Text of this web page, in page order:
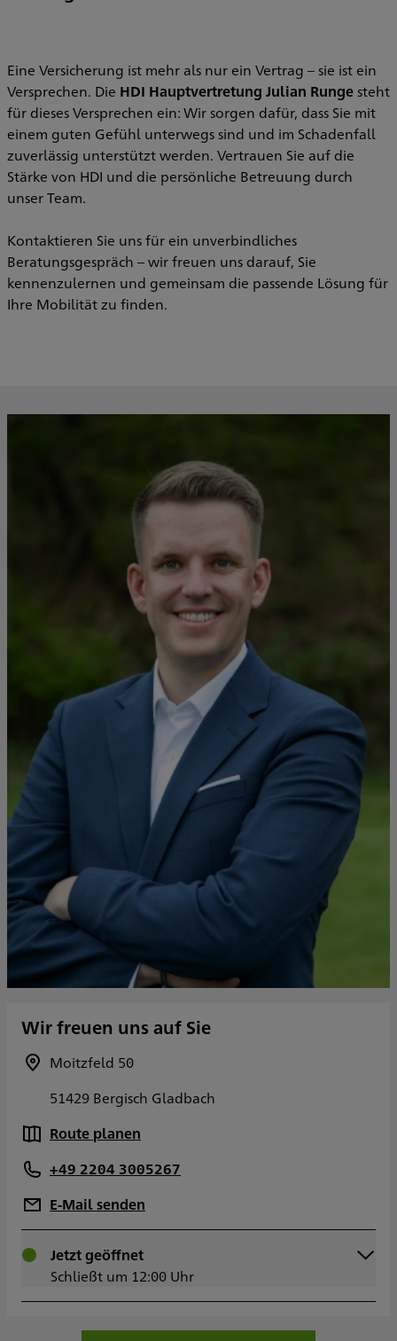
Eine Versicherung ist mehr als nur ein Vertrag – sie ist ein
Versprechen. Die HDI Hauptvertretung Julian Runge steht
für dieses Versprechen ein: Wir sorgen dafür, dass Sie mit
einem guten Gefühl unterwegs sind und im Schadenfall
zuverlässig unterstützt werden. Vertrauen Sie auf die
Stärke von HDI und die persönliche Betreuung durch
unser Team.
Kontaktieren Sie uns für ein unverbindliches
Beratungsgespräch – wir freuen uns darauf, Sie
kennenzulernen und gemeinsam die passende Lösung für
Ihre Mobilität zu finden.
Wir freuen uns auf Sie
Moitzfeld 50
51429 Bergisch Gladbach
Route planen
+49 2204 3005267
E-Mail senden
Jetzt geöffnet
Schließt um 12:00 Uhr
Montag
Dienstag
09:00 - 12:00